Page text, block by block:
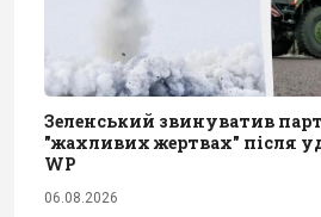
Зеленський звинуватив
"жахливих жертвах" після
WP
06.08.2026